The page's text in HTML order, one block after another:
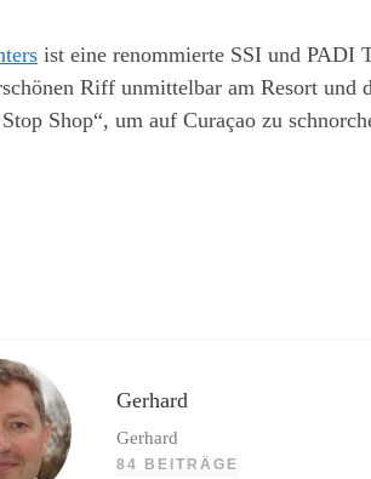
ist eine renommierte SSI und PADI
Riff unmittelbar am Resort und
Shop“, um auf Curaçao zu
Gerhard
Gerhard
84 BEITRÄGE